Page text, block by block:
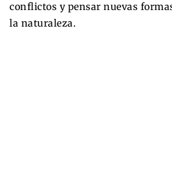
conflictos y pensar nuevas
la naturaleza.